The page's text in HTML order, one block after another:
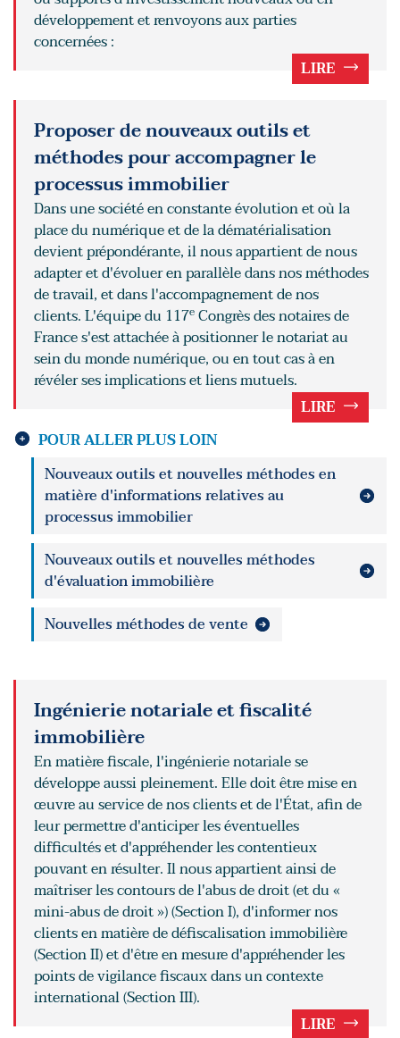
développement et renvoyons aux parties
concernées :
LIRE
Proposer de nouveaux outils et
méthodes pour accompagner le
processus immobilier
Dans une société en constante évolution et où la
place du numérique et de la dématérialisation
devient prépondérante, il nous appartient de nous
adapter et d'évoluer en parallèle dans nos méthodes
de travail, et dans l'accompagnement de nos
clients. L'équipe du 117e Congrès des notaires de
France s'est attachée à positionner le notariat au
sein du monde numérique, ou en tout cas à en
révéler ses implications et liens mutuels.
LIRE
POUR ALLER PLUS LOIN
Nouveaux outils et nouvelles méthodes en
matière d'informations relatives au
processus immobilier
Nouveaux outils et nouvelles méthodes
d'évaluation immobilière
Nouvelles méthodes de vente
Ingénierie notariale et fiscalité
immobilière
En matière fiscale, l'ingénierie notariale se
développe aussi pleinement. Elle doit être mise en
œuvre au service de nos clients et de l'État, afin de
leur permettre d'anticiper les éventuelles
difficultés et d'appréhender les contentieux
pouvant en résulter. Il nous appartient ainsi de
maîtriser les contours de l'abus de droit (et du «
mini-abus de droit ») (Section I), d'informer nos
clients en matière de défiscalisation immobilière
(Section II) et d'être en mesure d'appréhender les
points de vigilance fiscaux dans un contexte
international (Section III).
LIRE